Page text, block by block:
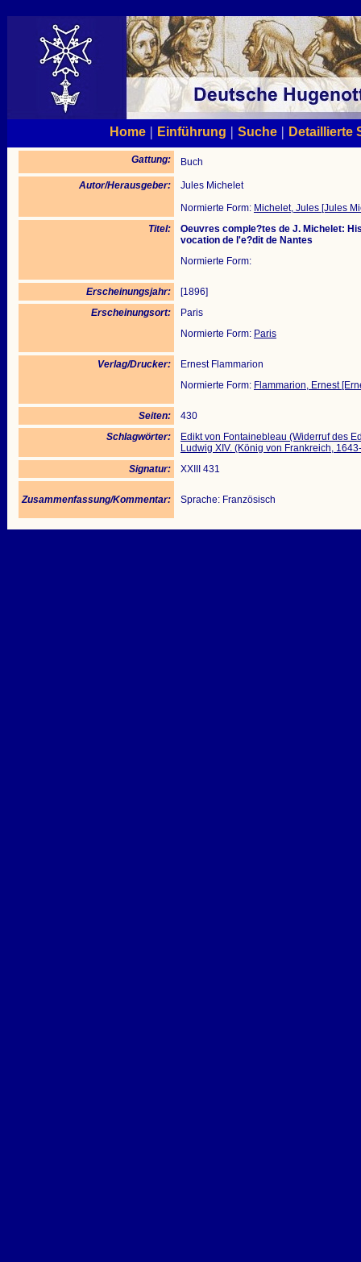
Home| Einführung | Suche| Detaillierte
Gattung: Buch
Autor/Herausgeber:
Jules Michelet
Normierte Form: Michelet, Jules [Jules
Titel:
Oeuvres comple?tes de J. Michelet:
vocation de l'e?dit de Nantes
Normierte Form:
Erscheinungsjahr:
[1896]
Erscheinungsort:
Paris
Normierte Form: Paris
Verlag/Drucker:
Ernest Flammarion
Normierte Form: Flammarion, Ernest
Seiten:
430
Schlagwörter:
Edikt von Fontainebleau (Widerruf des
Ludwig XIV. (König von Frankreich,
Signatur:
XXIII 431
Zusammenfassung/Kommentar: Sprache: Französisch